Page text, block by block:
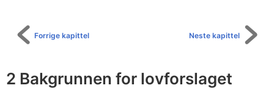
Neste kapittel
Forrige kapittel
2 Bakgrunnen for lovforslaget